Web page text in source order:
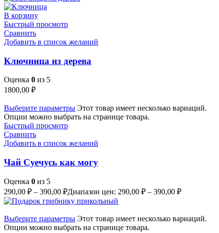
В корзину
Быстрый просмотр
Сравнить
Добавить в список желаний
Ключница из дерева
Оценка 0 из 5
1800,00 ₽
Выберите параметры Этот товар имеет несколько вариаций.
Опции можно выбрать на странице товара.
Быстрый просмотр
Сравнить
Добавить в список желаний
Чай Суечусь как могу
Оценка 0 из 5
290,00 ₽ – 390,00 ₽Диапазон цен: 290,00 ₽ – 390,00 ₽
Выберите параметры Этот товар имеет несколько вариаций.
Опции можно выбрать на странице товара.